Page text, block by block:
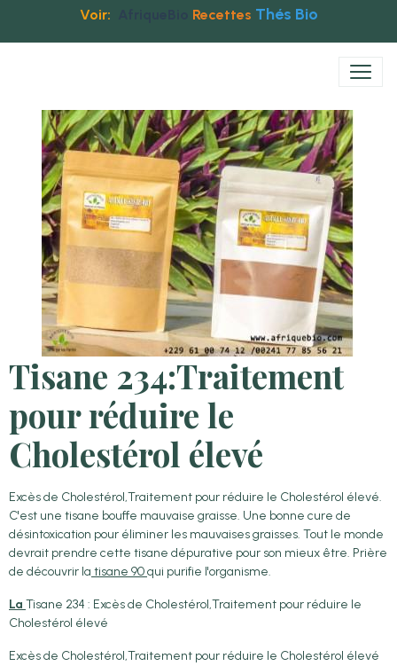
Voir: Recettes Thés Bio
Tisane 234:Traitement
pour réduire le
Cholestérol élevé
Excès de Cholestérol,Traitement pour réduire le Cholestérol élevé.
C'est une tisane bouffe mauvaise graisse. Une bonne cure de
désintoxication pour éliminer les mauvaises graisses. Tout le monde
devrait prendre cette tisane dépurative pour son mieux être. Prière
de découvrir la tisane 90qui purifie l'organisme.
La Tisane 234 : Excès de Cholestérol,Traitement pour réduire le
Cholestérol élevé
Excès de Cholestérol,Traitement pour réduire le Cholestérol élevé